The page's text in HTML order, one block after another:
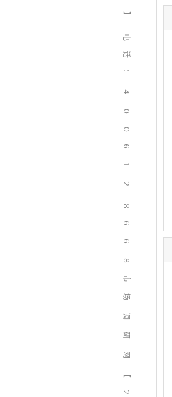
】
电
话
：
４
０
０
６
１
２
８
６
６
８
市
场
调
研
网
【
２